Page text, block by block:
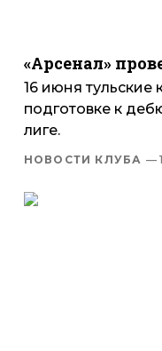
«Арсенал»
16 июня тульские
подготовке к
лиге.
НОВОСТИ КЛУБА —